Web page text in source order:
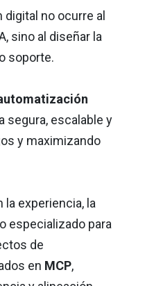
no ocurre al
sino al diseñar la
soporte.
segura, escalable y
y maximizando
experiencia, la
especializado para
de
en MCP,